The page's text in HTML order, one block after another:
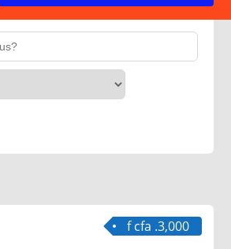
f cfa .3,000